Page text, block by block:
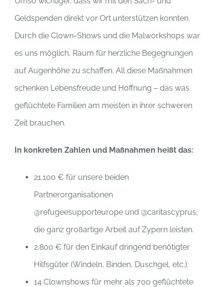
Geldspenden direkt vor Ort unterstützen konnten.
Durch die Clown-Shows und die Malworkshops war
es uns möglich, Raum für herzliche Begegnungen
auf Augenhöhe zu schaffen. All diese Maßnahmen
schenken Lebensfreude und Hoffnung – das was
geflüchtete Familien am meisten in ihrer schweren
Zeit brauchen.
In konkreten Zahlen und Maßnahmen heißt das:
21.100 € für unsere beiden
Partnerorganisationen
@refugeesupporteurope und @caritascyprus,
die ganz großartige Arbeit auf Zypern leisten.
2.800 € für den Einkauf dringend benötigter
Hilfsgüter (Windeln, Binden, Duschgel, etc.).
14 Clownshows für mehr als 700 geflüchtete